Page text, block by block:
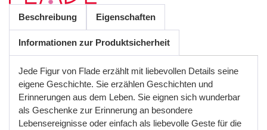
Beschreibung Eigenschaften
Informationen zur Produktsicherheit
Jede Figur von Flade erzählt mit liebevollen Details seine
eigene Geschichte. Sie erzählen Geschichten und
Erinnerungen aus dem Leben. Sie eignen sich wunderbar
als Geschenke zur Erinnerung an besondere
Lebensereignisse oder einfach als liebevolle Geste für die